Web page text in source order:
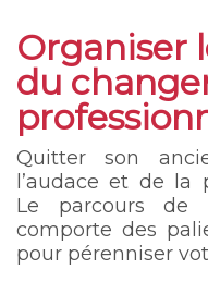
Organiser
du
Quitter son
l’audace et de la
Le parcours de
comporte des
pour pérenniser